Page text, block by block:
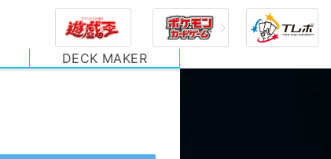
DECK MAKER